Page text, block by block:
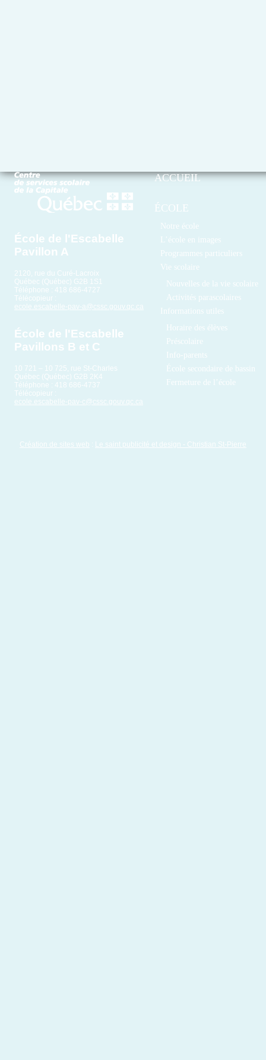
École de l'Escabelle
Pavillon A
2120, rue du Curé-Lacroix
Québec (Québec) G2B 1S1
Téléphone : 418 686-4727
Télécopieur :
ecole.escabelle-pav-a@cssc.gouv.qc.ca
École de l'Escabelle
Pavillons B et C
10 721 – 10 725, rue St-Charles
Québec (Québec) G2B 2K4
Téléphone : 418 686-4737
Télécopieur :
ecole.escabelle-pav-c@cssc.gouv.qc.ca
ACCUEIL
ÉCOLE
Notre école
L’école en images
Programmes particuliers
Vie scolaire
Nouvelles de la vie scolaire
Activités parascolaires
Informations utiles
Horaire des élèves
Préscolaire
Info-parents
École secondaire de bassin
Fermeture de l’école
Création de sites web : Le saint publicité et design - Christian St-Pierre